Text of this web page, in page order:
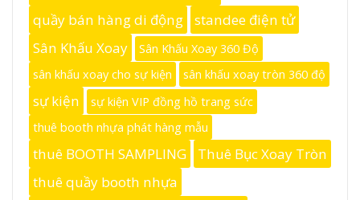
quầy bán hàng di động
standee điện tử
Sân Khấu Xoay
Sân Khấu Xoay 360 Độ
sân khấu xoay cho sự kiện
sân khấu xoay tròn 360 độ
sự kiện
sự kiện VIP đồng hồ trang sức
thuê booth nhựa phát hàng mẫu
thuê BOOTH SAMPLING
Thuê Bục Xoay Tròn
thuê quầy booth nhựa